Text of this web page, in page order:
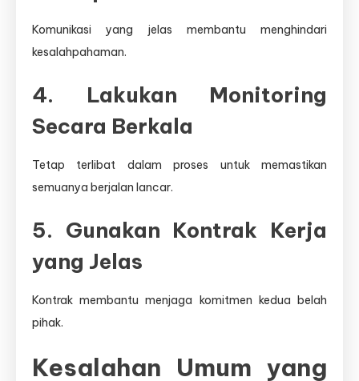
Komunikasi yang jelas membantu menghindari
kesalahpahaman.
4. Lakukan Monitoring
Secara Berkala
Tetap terlibat dalam proses untuk memastikan
semuanya berjalan lancar.
5. Gunakan Kontrak Kerja
yang Jelas
Kontrak membantu menjaga komitmen kedua belah
pihak.
Kesalahan Umum yang